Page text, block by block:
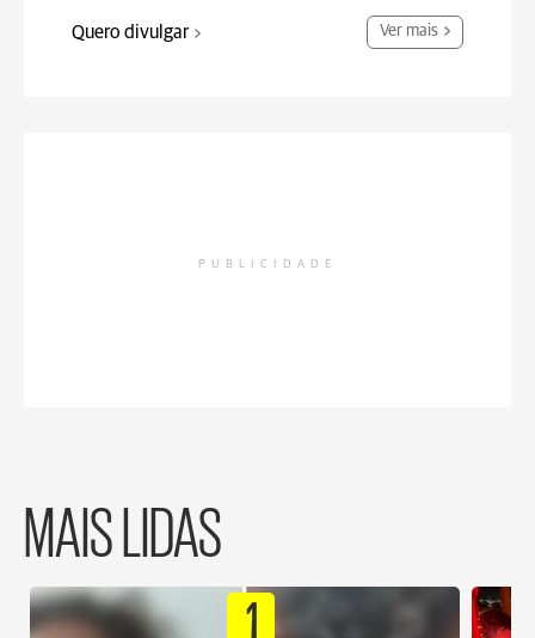
Quero divulgar Ver mais
PUBLICIDADE
MAIS LIDAS
1